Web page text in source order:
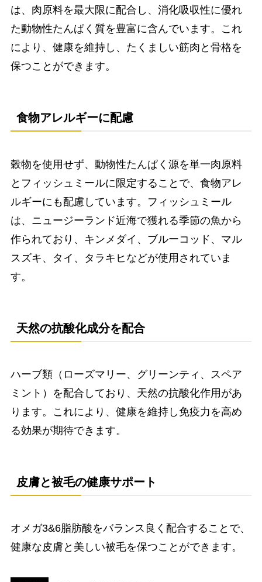
は、肉原料を最大限に配合し、消化吸収性に優れ
た動物性たんぱく質を豊富に含んでいます。これ
により、健康を維持し、たくましい筋肉と骨格を
保つことができます。
食物アレルギーに配慮
穀物を使用せず、動物性たんぱく源を単一肉原料
とフィッシュミールに限定することで、食物アレ
ルギーにも配慮しています。フィッシュミール
は、ニュージーランド近海で獲れる季節の魚から
作られており、キンメダイ、ブルーコッド、マル
スズキ、タイ、タラキヒなどが使用されていま
す。
天然の抗酸化成分を配合
ハーブ類（ローズマリー、グリーンティ、スペア
ミント）を配合しており、天然の抗酸化作用があ
ります。これにより、健康を維持し免疫力を高め
る効果が期待できます。
皮膚と被毛の健康サポート
オメガ3&6脂肪酸をバランス良く配合することで、
健康な皮膚と美しい被毛を保つことができます。